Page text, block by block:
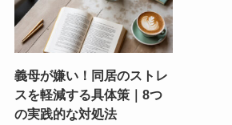
義母が嫌い！同居のストレ
スを軽減する具体策｜8つ
の実践的な対処法